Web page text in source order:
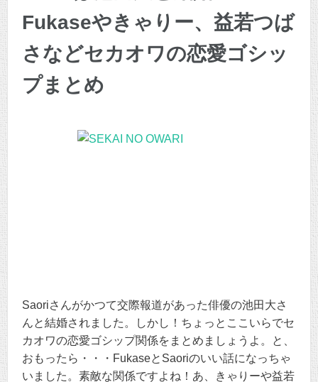
Fukaseやきゃりー、益若つば
さなどセカオワの恋愛ゴシッ
プまとめ
Saoriさんがかつて交際報道があった俳優の池田大さ
んと結婚されました。しかし！ちょっとここいらでセ
カオワの恋愛ゴシップ関係をまとめましょうよ。と、
おもったら・・・FukaseとSaoriのいい話になっちゃ
いました。素敵な関係ですよね！あ、きゃりーや益若